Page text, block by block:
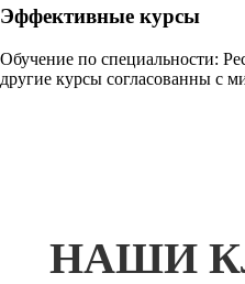
Эффективные курсы
Обучение по специальности:
другие курсы согласованны с
НАШИ